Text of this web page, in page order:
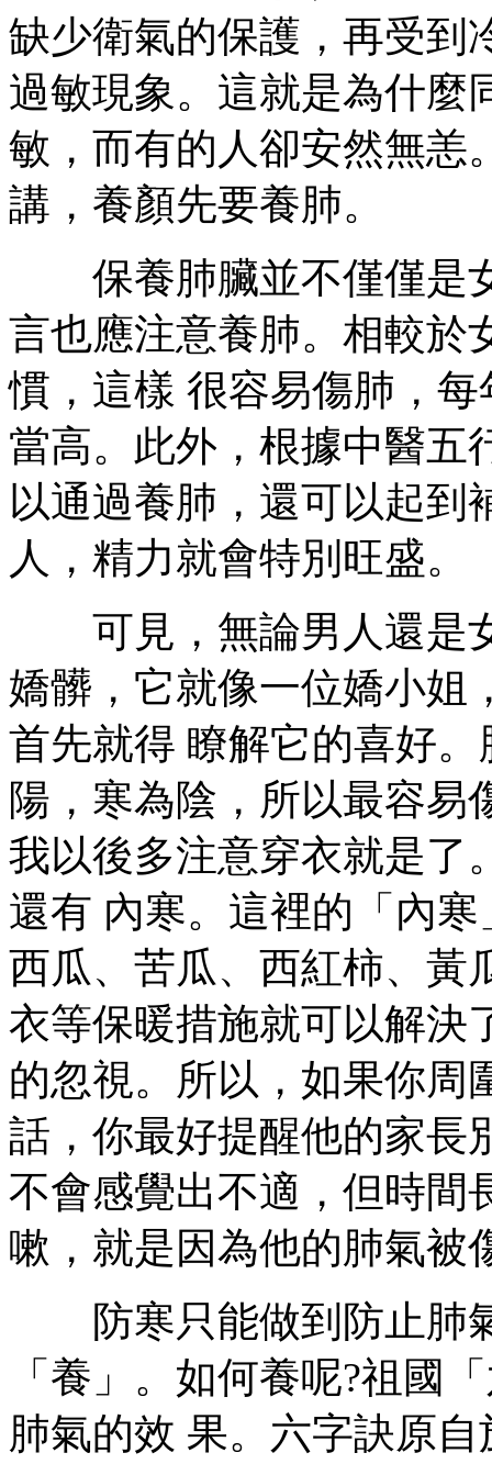
缺少衛氣的保護，再受到
過敏現象。這就是為什麼
敏，而有的人卻安然無恙
講，養顏先要養肺。
保養肺臟並不僅僅是
言也應注意養肺。相較於
慣，這樣 很容易傷肺，
當高。此外，根據中醫五
以通過養肺，還可以起到
人，精力就會特別旺盛。
可見，無論男人還是
嬌髒，它就像一位嬌小姐
首先就得 瞭解它的喜好
陽，寒為陰，所以最容易
我以後多注意穿衣就是了
還有 內寒。這裡的「內
西瓜、苦瓜、西紅柿、黃
衣等保暖措施就可以解決
的忽視。所以，如果你周
話，你最好提醒他的家長
不會感覺出不適，但時間
嗽，就是因為他的肺氣被
防寒只能做到防止肺
「養」。如何養呢?祖國
肺氣的效 果。六字訣原